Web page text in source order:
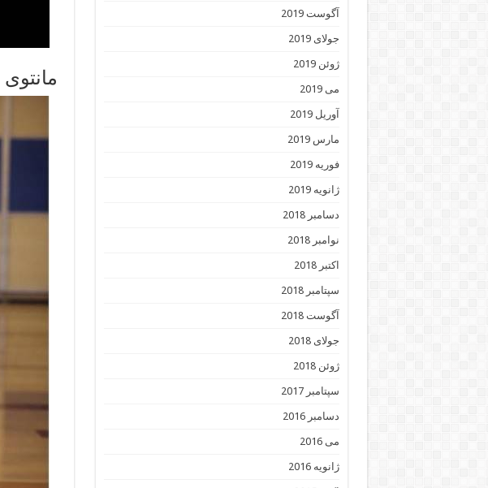
آگوست 2019
جولای 2019
ژوئن 2019
می 2019
آوریل 2019
مارس 2019
فوریه 2019
ژانویه 2019
دسامبر 2018
نوامبر 2018
اکتبر 2018
سپتامبر 2018
آگوست 2018
جولای 2018
ژوئن 2018
سپتامبر 2017
دسامبر 2016
می 2016
ژانویه 2016